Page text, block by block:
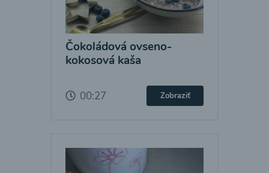
Čokoládová ovseno-
kokosová kaša
00:27 Zobraziť